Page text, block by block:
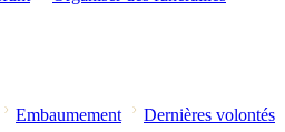
Embaumement
Dernières volontés